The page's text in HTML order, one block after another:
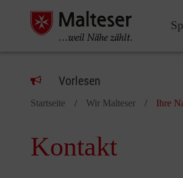
Vorlesen
Startseite Wir Malteser Ihre
Kontakt